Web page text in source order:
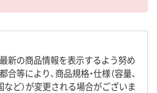
新の商品情報を表示するよう努め
等により、商品規格・仕様（容量、
など）が変更される場合がございま